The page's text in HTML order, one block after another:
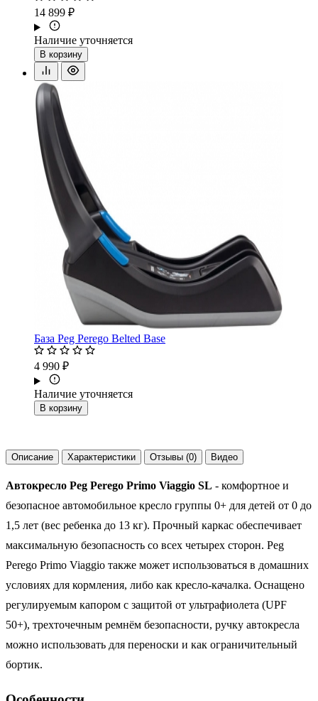
14 899 ₽
Наличие уточняется
В корзину
База Peg Perego Belted Base
4 990 ₽
Наличие уточняется
В корзину
Описание Характеристики Отзывы (0) Видео
Автокресло Peg Perego Primo Viaggio SL - комфортное и
безопасное автомобильное кресло группы 0+ для детей от 0 до
1,5 лет (вес ребенка до 13 кг). Прочный каркас обеспечивает
максимальную безопасность со всех четырех сторон. Peg
Perego Primo Viaggio также может использоваться в домашних
условиях для кормления, либо как кресло-качалка. Оснащено
регулируемым капором с защитой от ультрафиолета (UPF
50+), трехточечным ремнём безопасности, ручку автокресла
можно использовать для переноски и как ограничительный
бортик.